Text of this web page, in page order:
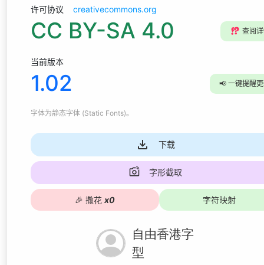
许可协议 creativecommons.org
CC BY-SA 4.0 ⁉️ 查阅
当前版本
1.02 📢 一键提醒
字体为静态字体 (Static Fonts)。
下载
字形截取
🎉 撒花 x0 字符映射
自由香港字
型